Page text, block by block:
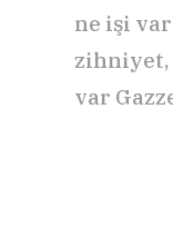
ne işi var
zihniyet,
var